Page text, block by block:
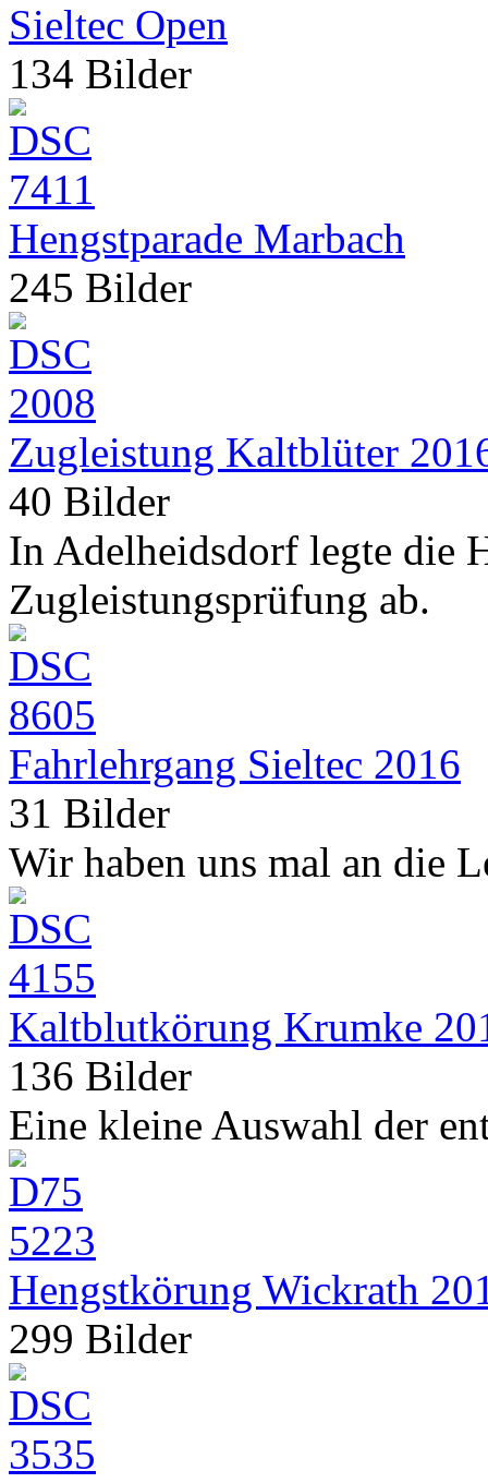
Sieltec Open
134 Bilder
Hengstparade Marbach
245 Bilder
Zugleistung Kaltblüter
40 Bilder
In Adelheidsdorf legte die
Zugleistungsprüfung ab.
Fahrlehrgang Sieltec 2016
31 Bilder
Wir haben uns mal an die
Kaltblutkörung Krumke
136 Bilder
Eine kleine Auswahl der
Hengstkörung Wickrath
299 Bilder